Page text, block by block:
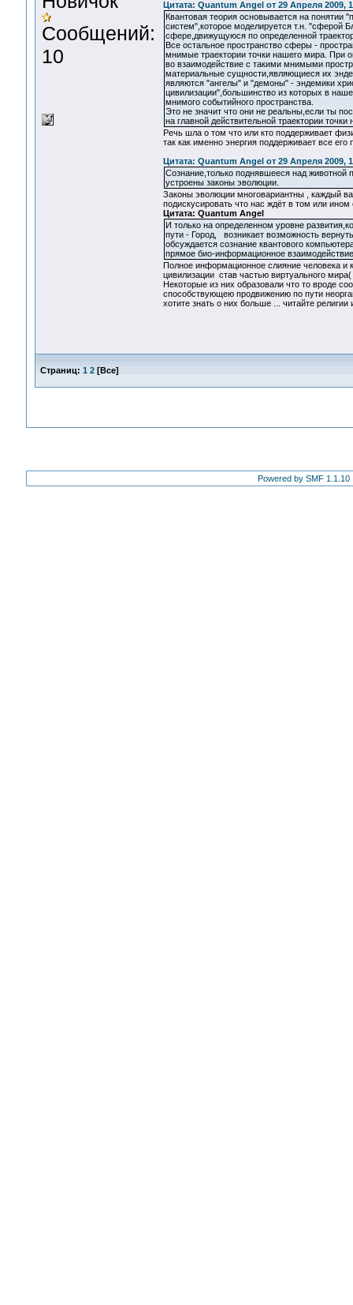
Сообщений:
10
Цитата: Quantum Angel от 29 Апреля 2009,
Квантовая теория основывается на понятии
систем",которое моделируется т.н. "сферой
сфере,движущуюся по определенной
Все остальное пространство сферы -
мнимые траектории точки нашего мира. При
во взаимодействие с такими мнимыми
материальные сущности,являющиеся их
являются "ангелы" и "демоны" - эндемики
цивилизации",большинство из которых в
мнимого событийного пространства.
Это не значит что они не реальны,если ты
на главной действительной траектории
Речь шла о том что или кто поддерживает
так как именно энергия поддерживает все
Цитата: Quantum Angel от 29 Апреля 2009,
Сознание,только поднявшееся над
устроены законы эволюции.
Законы эволюции многовариантны , каждый
подискусировать что нас ждёт в том или ином
Цитата: Quantum Angel
И только на определенном уровне
пути - Город, возникает возможность
обсуждается сознание квантового
прямое био-информационное
Полное информационное слияние человека
цивилизации став частью виртуального
Некоторые из них образовали что то вроде
способствующею продвижению по пути
хотите знать о них больше ... читайте религии
Страниц: 1 2[Все]
Powered by SMF 1.1.10